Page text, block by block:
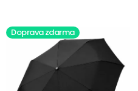
Doprava zdarma